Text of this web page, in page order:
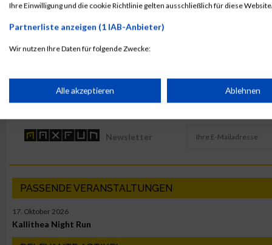
MaxFun Sports Redaktion
zum Newsletter anmelden Find us on Facebook
Newsletter
PASSENDE VERANSTALTUNGEN
17. Oktober 2026
Kallithea Night Run
Ihre Einwilligung und die cookie Richtlinie gelten ausschließlich für diese
Partnerliste anzeigen (1 IAB-Anbieter)
Wir nutzen Ihre Daten für folgende Zwecke:
Speichern von oder Zugriff auf Informationen auf einem
Erstellung von Profilen für personalisierte Werbung
Verwendung von Profilen zur Auswahl personalisierter
Erstellung von Profilen zur Personalisierung von Inhalten
Alle akzeptieren Ablehnen